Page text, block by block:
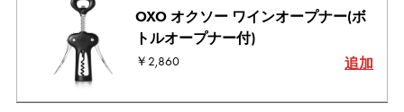
OXO オクソー ワインオープナー(ボ
トルオープナー付)
￥2,860 追加